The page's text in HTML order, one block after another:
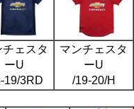
チェスタ
ーU
19/3RD
マンチェスタ
ーU
/19-20/H